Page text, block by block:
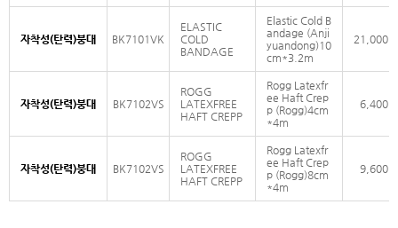
자착성(탄력)붕대 BK7101VK
ELASTIC
COLD
BANDAGE
Elastic Cold B
andage (Anji
yuandong)10
cm*3.2m
21,000
자착성(탄력)붕대 BK7102VS
ROGG
LATEXFREE
HAFT CREPP
Rogg Latexfr
ee Haft Crep
p (Rogg)4cm
*4m
6,400
자착성(탄력)붕대 BK7102VS
ROGG
LATEXFREE
HAFT CREPP
Rogg Latexfr
ee Haft Crep
p (Rogg)8cm
*4m
9,600